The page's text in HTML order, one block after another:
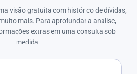
visão gratuita com histórico de dívidas,
mais. Para aprofundar a análise,
extras em uma consulta sob
medida.